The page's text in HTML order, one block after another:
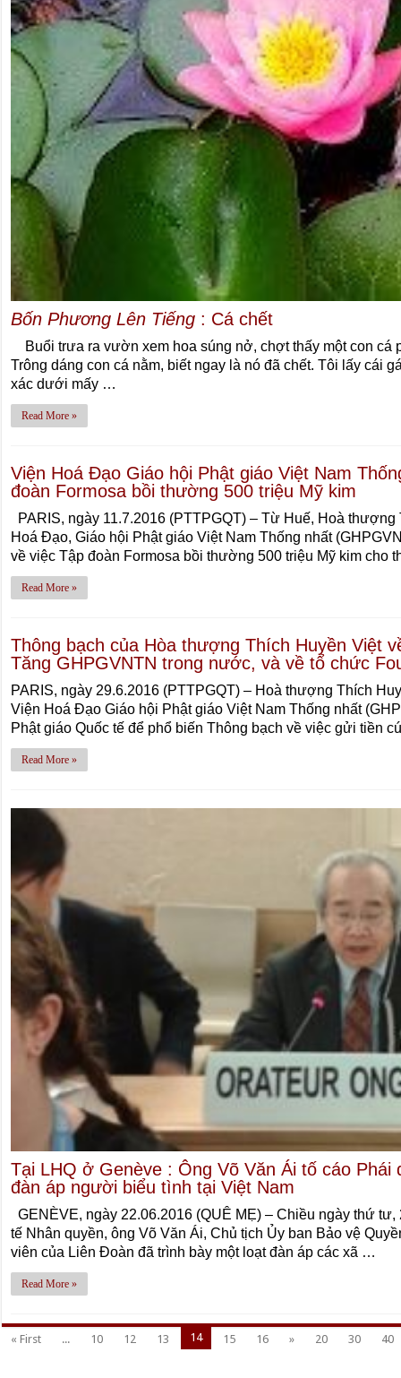
Bốn Phương Lên Tiếng : Cá chết
Buổi trưa ra vườn xem hoa súng nở, chợt thấy một con cá
Trông dáng con cá nằm, biết ngay là nó đã chết. Tôi lấy cái
xác dưới mấy …
Read More »
Viện Hoá Đạo Giáo hội Phật giáo Việt Nam
đoàn Formosa bồi thường 500 triệu Mỹ kim
PARIS, ngày 11.7.2016 (PTTPGQT) – Từ Huế, Hoà
Hoá Đạo, Giáo hội Phật giáo Việt Nam Thống nhất
về việc Tập đoàn Formosa bồi thường 500 triệu Mỹ kim cho
Read More »
Thông bạch của Hòa thượng Thích Huyền Việt
Tăng GHPGVNTN trong nước, và về tổ chức
PARIS, ngày 29.6.2016 (PTTPGQT) – Hoà thượng Thích
Viện Hoá Đạo Giáo hội Phật giáo Việt Nam Thống nhất
Phật giáo Quốc tế để phổ biến Thông bạch về việc gửi tiền
Read More »
Tại LHQ ở Genève : Ông Võ Văn Ái tố cáo Phái
đàn áp người biểu tình tại Việt Nam
GENÈVE, ngày 22.06.2016 (QUÊ MẸ) – Chiều ngày thứ
tế Nhân quyền, ông Võ Văn Ái, Chủ tịch Ủy ban Bảo vệ
viên của Liên Đoàn đã trình bày một loạt đàn áp các xã …
Read More »
« First ... 10 12 13 14 15 16 » 20 30 40